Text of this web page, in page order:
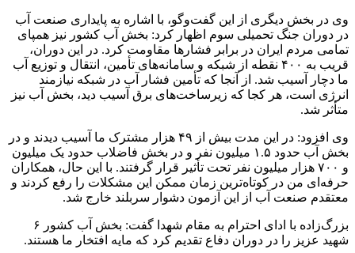
وی در بخش دیگری از این گفت‌وگو، با اشاره به پایداری صنعت آب
در دوران جنگ تحمیلی سوم اظهار کرد: بخش آب کشور نیز همپای
تمامی مردم ایران در برابر فشارها مقاومت کرد. در این دوران،
قریب به ۴۰۰ نقطه از شبکه و سامانه‌های تأمین، انتقال و توزیع آب
ما دچار آسیب شد. از آنجا که تأمین فشار آب در شبکه نیازمند
انرژی است، هر کجا که زیرساخت‌های برق آسیب دید، بخش آب نیز
متأثر شد.
وی افزود: در این مدت بیش از ۴۹ هزار مشترک ما آسیب دیدند و در
بخش آب حدود ۱.۵ میلیون نفر و در بخش فاضلاب حدود یک میلیون
و ۷۰۰ هزار میلیون نفر تحت تأثیر قرار گرفتند. با این حال، همکاران
حرفه‌ای من در کوتاه‌ترین زمان ممکن این مشکلات را رفع کردند و
معتقدم صنعت آب از این آزمون دشوار سربلند خارج شد.
بزرگ‌زاده با ادای احترام به مقام شهدا گفت: بخش آب کشور ۶
شهید عزیز را در دوران دفاع تقدیم کرد که مایه افتخار ما هستند.